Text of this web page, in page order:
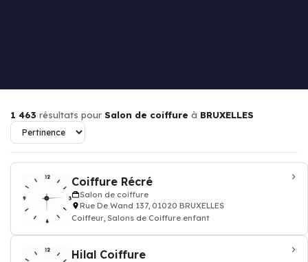
1 463 résultats pour Salon de coiffure à BRUXELLES
Coiffure Récré
Salon de coiffure
Rue De Wand 137, 01020 BRUXELLES
Coiffeur, Salons de Coiffure enfant
Hilal Coiffure